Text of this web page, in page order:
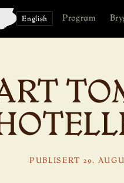
English Program
PUBLISERT 29.